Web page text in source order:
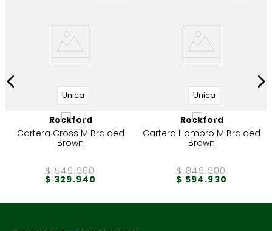
Unica
Rockford
Cartera Cross M Braided
Brown
$ 549.900
$ 329.940
Unica
Rockford
Cartera Hombro M Braided
Brown
$ 849.900
$ 594 .930